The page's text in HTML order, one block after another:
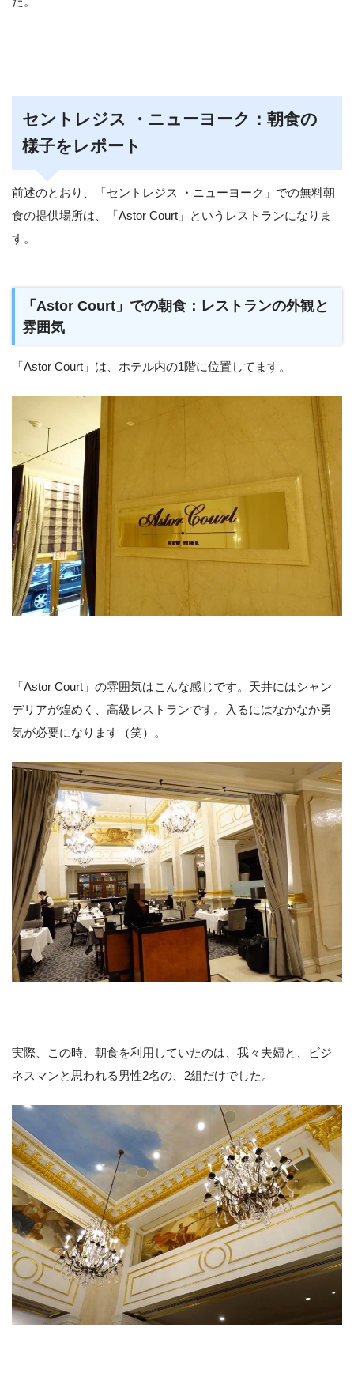
セントレジス ・ニューヨーク：朝食の
様子をレポート
前述のとおり、「セントレジス ・ニューヨーク」での無料朝
食の提供場所は、「Astor Court」というレストランになりま
す。
「Astor Court」での朝食：レストランの外観と
雰囲気
「Astor Court」は、ホテル内の1階に位置してます。
「Astor Court」の雰囲気はこんな感じです。天井にはシャン
デリアが煌めく、高級レストランです。入るにはなかなか勇
気が必要になります（笑）。
実際、この時、朝食を利用していたのは、我々夫婦と、ビジ
ネスマンと思われる男性2名の、2組だけでした。